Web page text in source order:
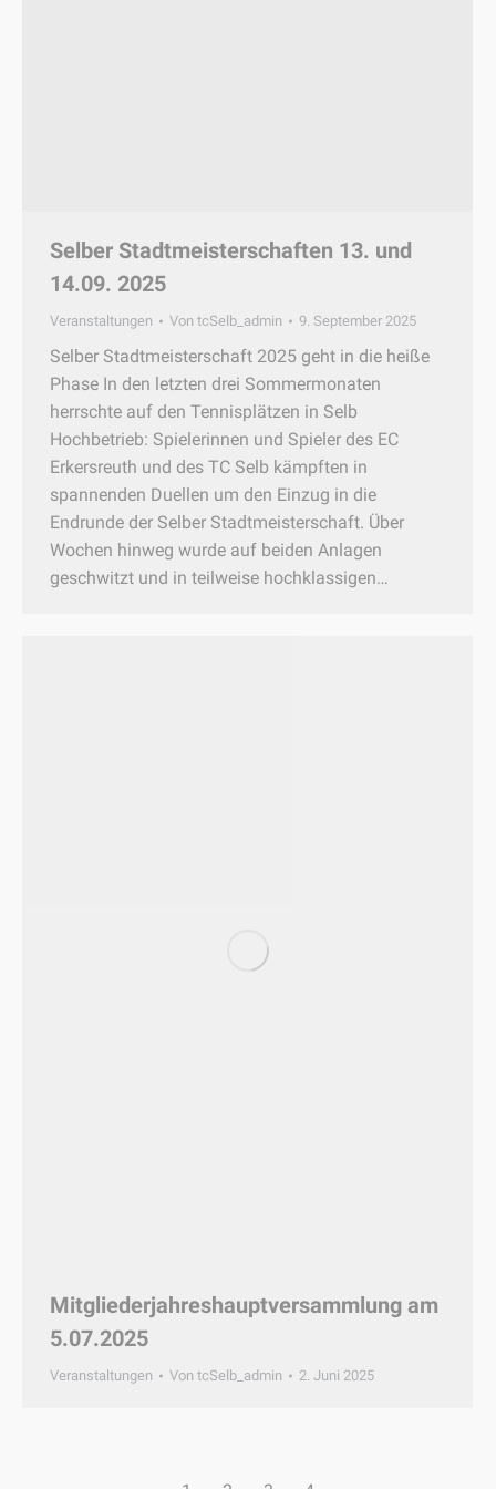
Selber Stadtmeisterschaften 13. und
14.09. 2025
Veranstaltungen Von tcSelb_admin 9. September 2025
Selber Stadtmeisterschaft 2025 geht in die heiße
Phase In den letzten drei Sommermonaten
herrschte auf den Tennisplätzen in Selb
Hochbetrieb: Spielerinnen und Spieler des EC
Erkersreuth und des TC Selb kämpften in
spannenden Duellen um den Einzug in die
Endrunde der Selber Stadtmeisterschaft. Über
Wochen hinweg wurde auf beiden Anlagen
geschwitzt und in teilweise hochklassigen…
Mitgliederjahreshauptversammlung am
5.07.2025
Veranstaltungen Von tcSelb_admin 2. Juni 2025